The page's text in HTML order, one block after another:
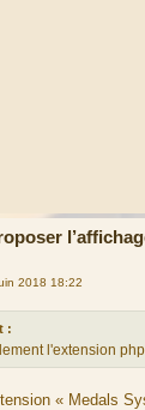
2018 18:22
:
l'extension
« Medals